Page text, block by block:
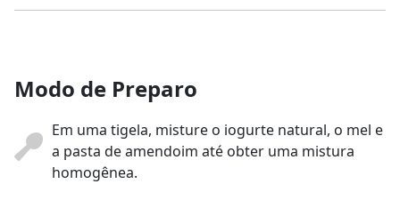
Modo de Preparo
Em uma tigela, misture o iogurte natural, o mel e
a pasta de amendoim até obter uma mistura
homogênea.